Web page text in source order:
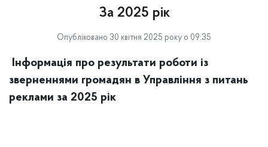
За 2025 рік
Опубліковано 30 квітня 2025 року о 09:35
Інформація про результати роботи із
зверненнями громадян в Управління з питань
реклами за 2025 рік